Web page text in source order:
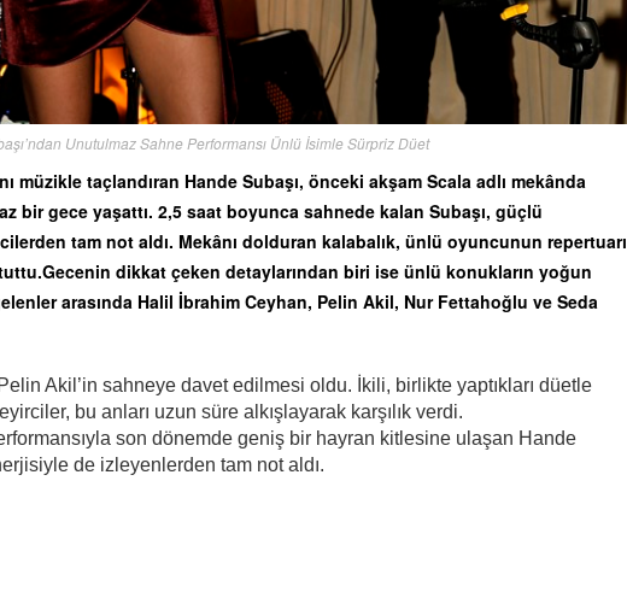
Unutulmaz Sahne Performansı Ünlü İsimle Sürpriz Düet
müzikle taçlandıran Hande Subaşı, önceki akşam Scala adlı mekânda
bir gece yaşattı. 2,5 saat boyunca sahnede kalan Subaşı, güçlü
tam not aldı. Mekânı dolduran kalabalık, ünlü oyuncunun repertuarı
dikkat çeken detaylarından biri ise ünlü konukların yoğun
arasında Halil İbrahim Ceyhan, Pelin Akil, Nur Fettahoğlu ve Seda
Akil’in sahneye davet edilmesi oldu. İkili, birlikte yaptıkları düetle
bu anları uzun süre alkışlayarak karşılık verdi.
son dönemde geniş bir hayran kitlesine ulaşan Hande
de izleyenlerden tam not aldı.